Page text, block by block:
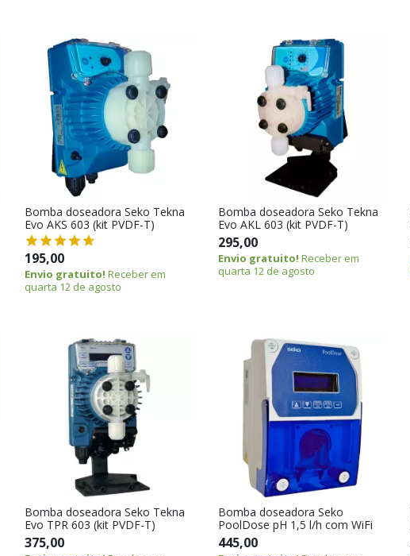
Bomba doseadora Seko Tekna
Evo AKS 603 (kit PVDF-T)
195,00
Envio gratuito! Receber em
quarta 12 de agosto
Bomba doseadora Seko Tekna
Evo AKL 603 (kit PVDF-T)
295,00
Envio gratuito! Receber em
quarta 12 de agosto
Bomba doseadora Seko Tekna
Evo TPR 603 (kit PVDF-T)
375,00
Bomba doseadora Seko
PoolDose pH 1,5 l/h com WiFi
445,00